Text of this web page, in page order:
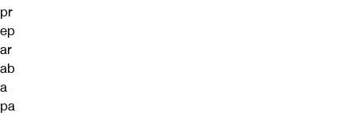
pr
ep
ar
ab
a
pa